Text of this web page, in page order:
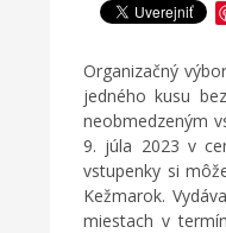
Organizačný
jedného kusu
neobmedzeným
9. júla 2023 v
vstupenky si
Kežmarok.
miestach v